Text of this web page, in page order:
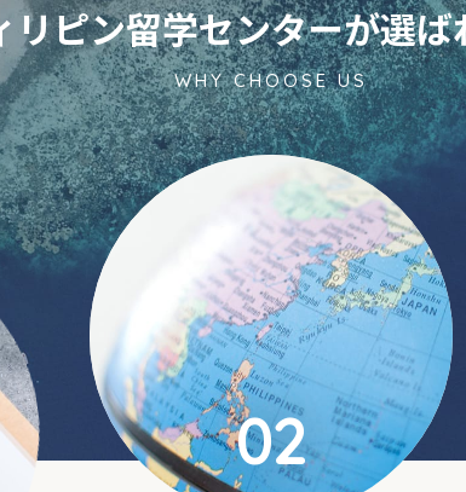
リピン留学センターが選ば
WHY CHOOSE US
03